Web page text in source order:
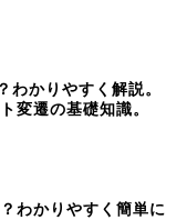
わかりやすく解説。
変遷の基礎知識。
わかりやすく簡単に